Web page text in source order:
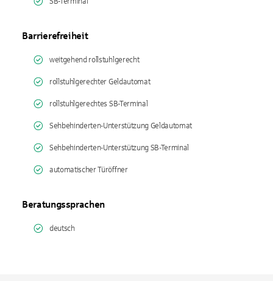
Barrierefreiheit
weitgehend rollstuhlgerecht
rollstuhlgerechter Geldautomat
rollstuhlgerechtes SB-Terminal
Sehbehinderten-Unterstützung Geldautomat
Sehbehinderten-Unterstützung SB-Terminal
automatischer Türöffner
Beratungssprachen
deutsch